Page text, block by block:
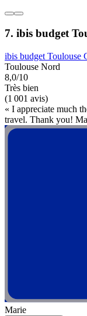
7. ibis budget
ibis budget Toulouse
Toulouse Nord
8,0/10
Très bien
(1 001 avis)
« I appreciate much
travel. Thank you!
Marie